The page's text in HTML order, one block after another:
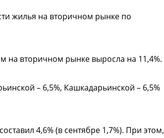
жилья на вторичном рынке по
на вторичном рынке выросла на 11,4%.
– 6,5%, Кашкадарьинской – 6,5%
4,6% (в сентябре 1,7%). При этом,